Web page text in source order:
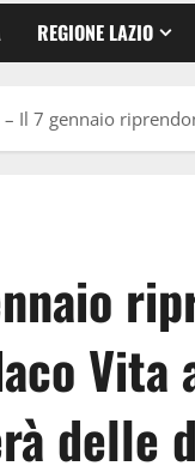
REGIONE LAZIO
– Il 7 gennaio
Vita
delle